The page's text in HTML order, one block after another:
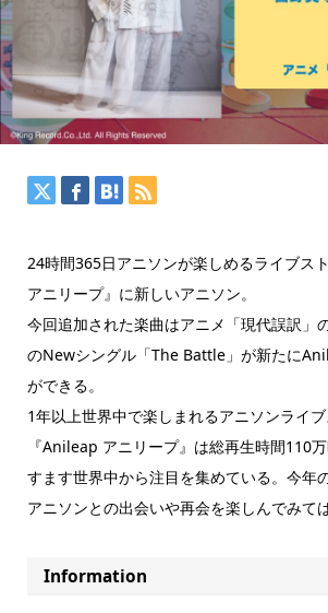
24時間365日アニソンが楽しめるライブス
アニリープ』に新しいアニソン。
今回追加された楽曲はアニメ「現代誤訳」
のNewシングル「The Battle」が新たに
ができる。
1年以上世界中で楽しまれるアニソンライ
『Anileap アニリープ』は総再生時間110
すます世界中から注目を集めている。今年
アニソンとの出会いや再会を楽しんでみて
Information